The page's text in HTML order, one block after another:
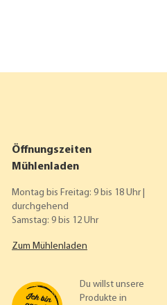
Öffnungszeiten
Mühlenladen
Montag bis Freitag: 9 bis 18 Uhr |
durchgehend
Samstag: 9 bis 12 Uhr
Zum Mühlenladen
Du willst unsere
Produkte in